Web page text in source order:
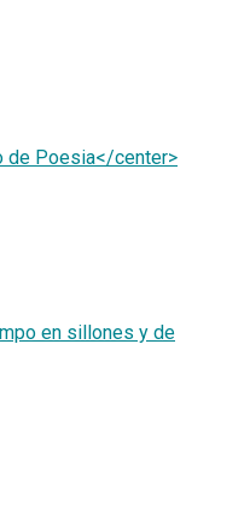
de Poesia</center>
en sillones y de